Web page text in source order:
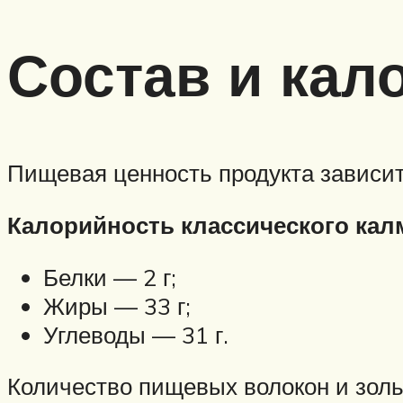
Состав и
Пищевая ценность продукта
Калорийность классического
Белки — 2 г;
Жиры — 33 г;
Углеводы — 31 г.
Количество пищевых волокон и